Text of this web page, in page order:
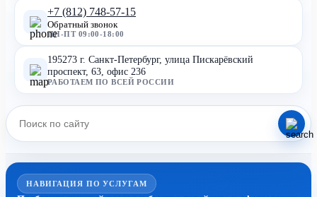
+7 (812) 748-57-15
Обратный звонок
ПН-ПТ 09:00-18:00
195273 г. Санкт-Петербург, улица Пискарёвский
проспект, 63, офис 236
РАБОТАЕМ ПО ВСЕЙ РОССИИ
НАВИГАЦИЯ ПО УСЛУГАМ